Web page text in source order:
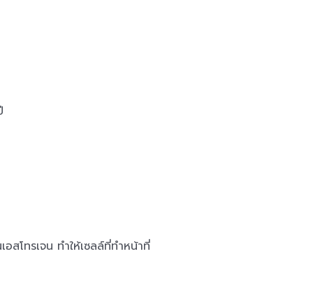
โทรเจน ทำให้เซลล์ที่ทำหน้าที่